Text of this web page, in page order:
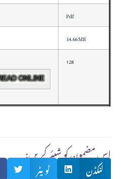
Pdf
34.66 MB
128
:اس مضمون کو شیئر کریں
ٹویٹر
لنکڈن